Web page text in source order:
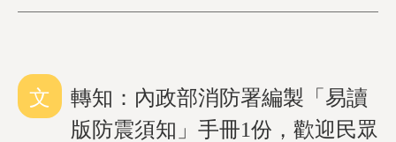
文
轉知：內政部消防署編製「易讀
版防震須知」手冊1份，歡迎民眾